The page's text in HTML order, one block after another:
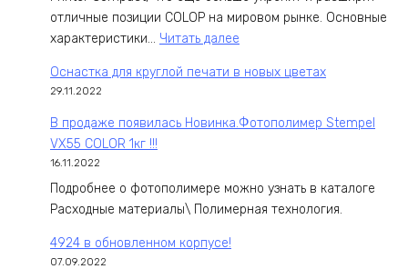
отличные позиции COLOP на мировом рынке. Основные
характеристики… Читать далее
COLOP
Оснастка для круглой печати в новых цветах
29.11.2022
В продаже появилась Новинка.Фотополимер Stempel
VX55 COLOR 1кг !!!
16.11.2022
Подробнее о фотополимере можно узнать в каталоге
Расходные материалы\ Полимерная технология.
4924 в обновленном корпусе!
07.09.2022